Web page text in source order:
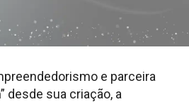
e parceira
desde sua criação, a